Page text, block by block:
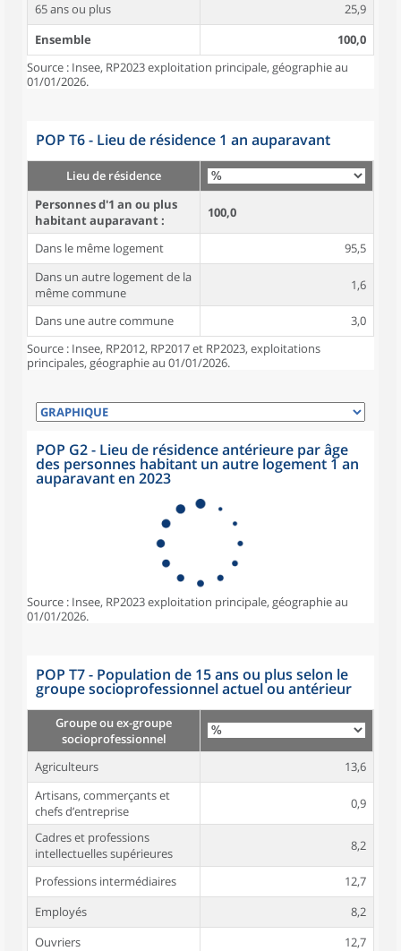
65 ans ou plus
25,9
Ensemble
100,0
Source : Insee, RP2023 exploitation principale, géographie au
01/01/2026.
POP T6 - Lieu de résidence 1 an auparavant
Lieu de résidence
Personnes d'1 an ou plus
habitant auparavant :
100,0
Dans le même logement
95,5
Dans un autre logement de la
même commune
1,6
Dans une autre commune
3,0
Source : Insee, RP2012, RP2017 et RP2023, exploitations
principales, géographie au 01/01/2026.
POP G2 - Lieu de résidence antérieure par âge
des personnes habitant un autre logement 1 an
auparavant en 2023
Source : Insee, RP2023 exploitation principale, géographie au
01/01/2026.
POP T7 - Population de 15 ans ou plus selon le
groupe socioprofessionnel actuel ou antérieur
Groupe ou ex-groupe
socioprofessionnel
Agriculteurs
13,6
Artisans, commerçants et
chefs d’entreprise
0,9
Cadres et professions
intellectuelles supérieures
8,2
Professions intermédiaires
12,7
Employés
8,2
Ouvriers
12,7